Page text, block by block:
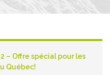
– Offre spécial pour les
Québec!